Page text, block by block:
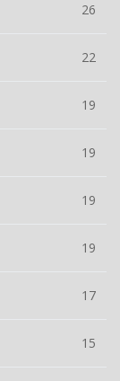
26
22
19
19
19
19
17
15